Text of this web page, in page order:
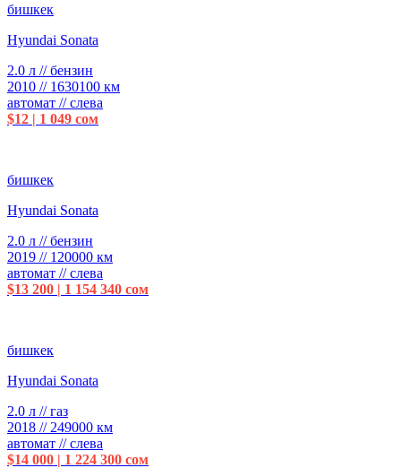
бишкек
Hyundai Sonata
2.0 л // бензин
2010 // 1630100 км
автомат // слева
$12 | 1 049 сом
бишкек
Hyundai Sonata
2.0 л // бензин
2019 // 120000 км
автомат // слева
$13 200 | 1 154 340 сом
бишкек
Hyundai Sonata
2.0 л // газ
2018 // 249000 км
автомат // слева
$14 000 | 1 224 300 сом